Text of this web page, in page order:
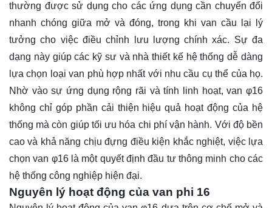
thường được sử dụng cho các ứng dụng cần chuyển đổi
nhanh chóng giữa mở và đóng, trong khi van cầu lại lý
tưởng cho việc điều chỉnh lưu lượng chính xác. Sự đa
dạng này giúp các kỹ sư và nhà thiết kế hệ thống dễ dàng
lựa chọn loại van phù hợp nhất với nhu cầu cụ thể của họ.
Nhờ vào sự ứng dụng rộng rãi và tính linh hoạt, van φ16
không chỉ góp phần cải thiện hiệu quả hoạt động của hệ
thống mà còn giúp tối ưu hóa chi phí vận hành. Với độ bền
cao và khả năng chịu đựng điều kiện khắc nghiệt, việc lựa
chọn van φ16 là một quyết định đầu tư thông minh cho các
hệ thống công nghiệp hiện đại.
Nguyên lý hoạt động của van phi 16